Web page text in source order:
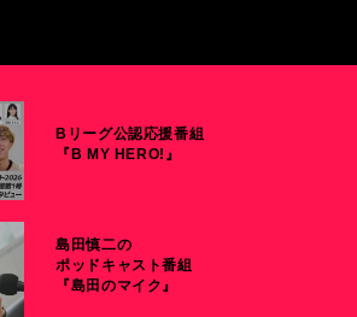
Bリーグ公認応援番組
『B MY HERO!』
島田慎二の
ポッドキャスト番組
『島田のマイク』